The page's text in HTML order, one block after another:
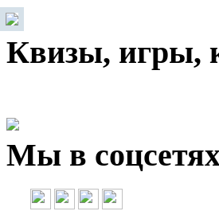
Квизы, игры,
Мы в